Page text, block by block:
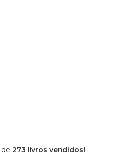
273 livros vendidos!